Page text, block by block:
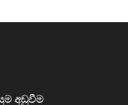
අඩුවීම